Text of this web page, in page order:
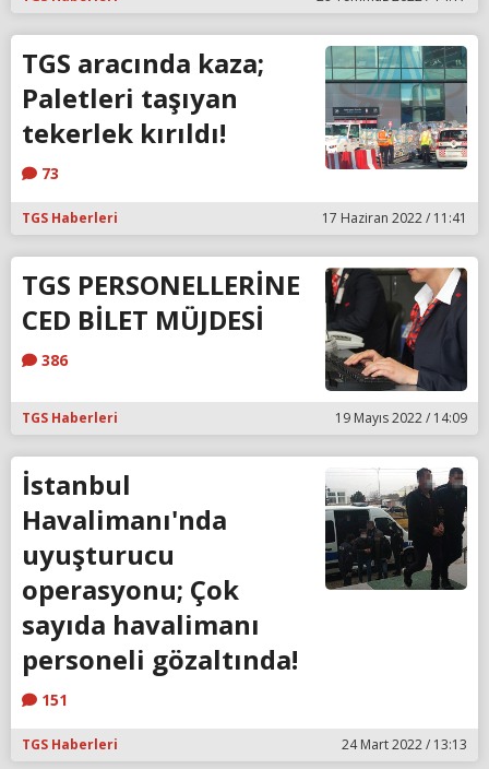
TGS aracında kaza;
Paletleri taşıyan
tekerlek kırıldı!
73
TGS Haberleri 17 Haziran 2022 / 11:41
TGS PERSONELLERİNE
CED BİLET MÜJDESİ
386
TGS Haberleri 19 Mayıs 2022 / 14:09
İstanbul
Havalimanı'nda
uyuşturucu
operasyonu; Çok
sayıda havalimanı
personeli gözaltında!
151
TGS Haberleri 24 Mart 2022 / 13:13